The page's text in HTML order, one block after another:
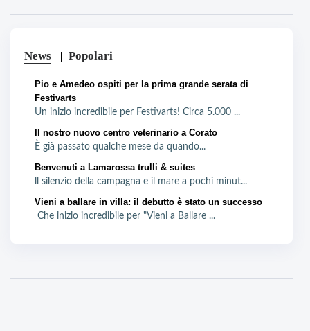
News Popolari
Pio e Amedeo ospiti per la prima grande serata di
Festivarts
Un inizio incredibile per Festivarts! Circa 5.000 ...
Il nostro nuovo centro veterinario a Corato
È già passato qualche mese da quando...
Benvenuti a Lamarossa trulli & suites
ll silenzio della campagna e il mare a pochi minut...
Vieni a ballare in villa: il debutto è stato un successo
Che inizio incredibile per "Vieni a Ballare ...